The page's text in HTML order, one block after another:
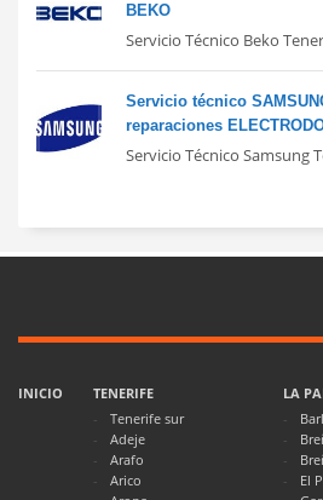
BEKO
Servicio Técnico Beko
Servicio técnico
reparaciones
Servicio Técnico Samsung
INICIO
TENERIFE
Tenerife sur
Adeje
Arafo
Arico
LA
El